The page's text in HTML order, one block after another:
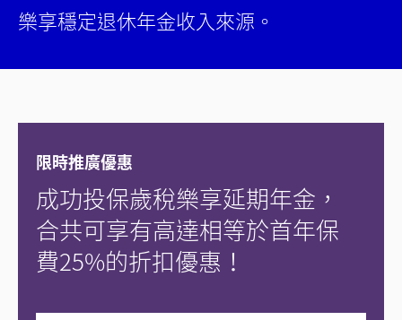
樂享穩定退休年金收入來源。
限時推廣優惠
成功投保歲稅樂享延期年金，
合共可享有高達相等於首年保
費25%的折扣優惠！